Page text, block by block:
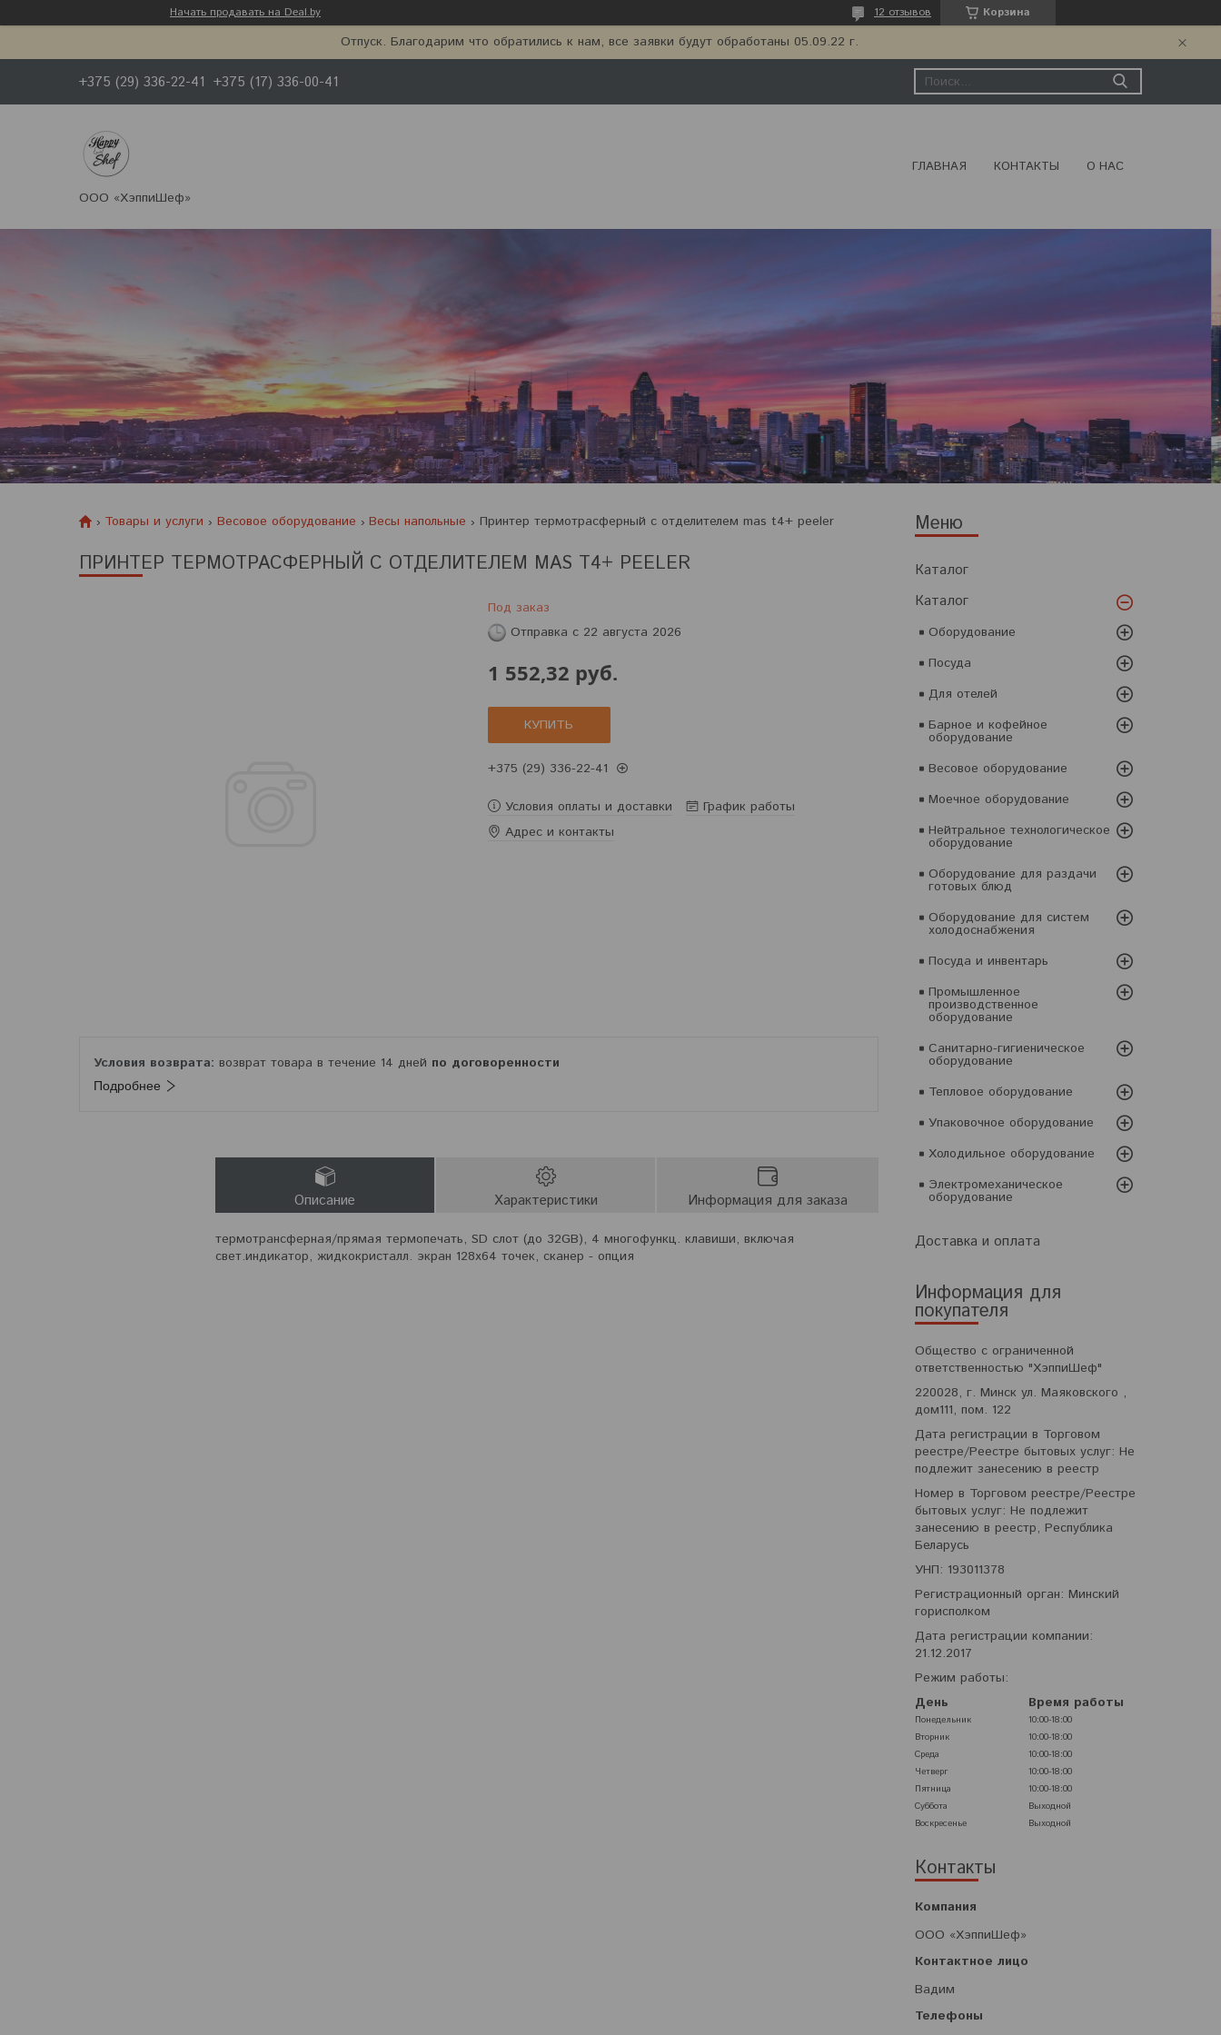
Начать продавать на Deal.by Корзина
12 отзывов
Отпуск. Благодарим что обратились к нам, все заявки будут обработаны 05.09.22 г.
+375 (29) 336-22-41 +375 (17) 336-00-41
ООО «ХэппиШеф»
ГЛАВНАЯ КОНТАКТЫ О НАС
Каталог
Каталог
Оборудование
Посуда
Для отелей
Барное и кофейное
оборудование
Весовое оборудование
Моечное оборудование
Нейтральное технологическое
оборудование
Оборудование для раздачи
готовых блюд
Оборудование для систем
холодоснабжения
Посуда и инвентарь
Промышленное
производственное
оборудование
Санитарно-гигиеническое
оборудование
Тепловое оборудование
Упаковочное оборудование
Холодильное оборудование
Электромеханическое
оборудование
Доставка и оплата
Информация для
покупателя
Общество с ограниченной
ответственностью "ХэппиШеф"
220028, г. Минск ул. Маяковского ,
дом111, пом. 122
Дата регистрации в Торговом
реестре/Реестре бытовых услуг: Не
подлежит занесению в реестр
Номер в Торговом реестре/Реестре
бытовых услуг: Не подлежит
занесению в реестр, Республика
Беларусь
УНП: 193011378
Регистрационный орган: Минский
горисполком
Дата регистрации компании:
21.12.2017
Режим работы:
День
Время работы
Понедельник
10:00-18:00
Вторник
10:00-18:00
Среда
10:00-18:00
Четверг
10:00-18:00
Пятница
10:00-18:00
Суббота
Выходной
Воскресенье
Выходной
Контакты
ООО «ХэппиШеф»
Вадим
Товары и услуги Весовое оборудование Весы напольные Принтер термотрасферный с отделителем mas t4+ peeler
ПРИНТЕР ТЕРМОТРАСФЕРНЫЙ С ОТДЕЛИТЕЛЕМ MAS T4+ PEELER
Под заказ
Отправка с 22 августа 2026
1 552,32 руб.
КУПИТЬ
+375 (29) 336-22-41
Условия оплаты и доставки
График работы
Адрес и контакты
возврат товара в течение 14 дней по договоренности
Подробнее
Описание Характеристики Информация для заказа
термотрансферная/прямая термопечать, SD слот (до 32GB), 4 многофункц. клавиши, включая
свет.индикатор, жидкокристалл. экран 128x64 точек, сканер - опция